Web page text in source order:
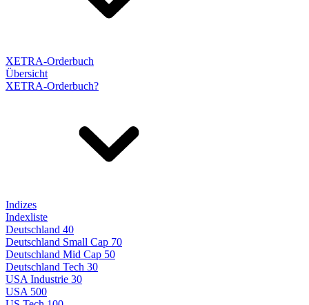
XETRA-Orderbuch
Übersicht
XETRA-Orderbuch?
Indizes
Indexliste
Deutschland 40
Deutschland Small Cap 70
Deutschland Mid Cap 50
Deutschland Tech 30
USA Industrie 30
USA 500